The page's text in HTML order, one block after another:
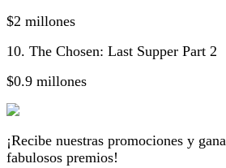
$2 millones
10. The Chosen: Last Supper Part 2
$0.9 millones
¡Recibe nuestras promociones y gana
fabulosos premios!